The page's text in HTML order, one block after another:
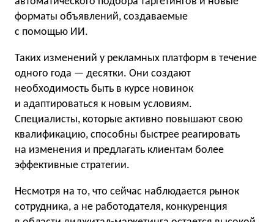
форматы объявлений, создаваемые
с помощью ИИ.
Таких изменений у рекламных платформ в течение
одного года — десятки. Они создают
необходимость быть в курсе новинок
и адаптироваться к новым условиям.
Специалисты, которые активно повышают свою
квалификацию, способны быстрее реагировать
на изменения и предлагать клиентам более
эффективные стратегии.
Несмотря на то, что сейчас наблюдается рынок
сотрудника, а не работодателя, конкуренция